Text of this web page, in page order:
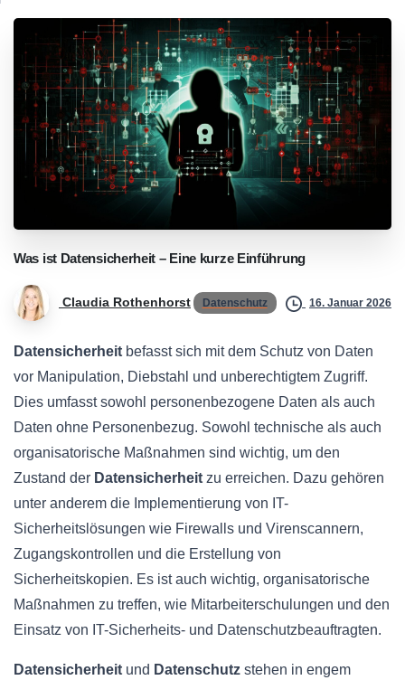
Was ist Datensicherheit – Eine kurze Einführung
Claudia Rothenhorst Datenschutz 16. Januar 2026
Datensicherheit befasst sich mit dem Schutz von Daten
vor Manipulation, Diebstahl und unberechtigtem Zugriff.
Dies umfasst sowohl personenbezogene Daten als auch
Daten ohne Personenbezug. Sowohl technische als auch
organisatorische Maßnahmen sind wichtig, um den
Zustand der Datensicherheit zu erreichen. Dazu gehören
unter anderem die Implementierung von IT-
Sicherheitslösungen wie Firewalls und Virenscannern,
Zugangskontrollen und die Erstellung von
Sicherheitskopien. Es ist auch wichtig, organisatorische
Maßnahmen zu treffen, wie Mitarbeiterschulungen und den
Einsatz von IT-Sicherheits- und Datenschutzbeauftragten.
Datensicherheit und Datenschutz stehen in engem